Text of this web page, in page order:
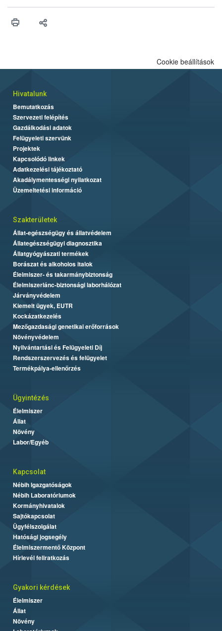
vonni az ebek viselkedésének megítélésében jártas szakértőt.
Cookie beállítások
Hivatalunk
Bemutatkozás
Szervezeti felépítés
Gazdálkodási adatok
Felügyeleti szervünk
Projektek
Kapcsolódó linkek
Adatkezelési tájékoztató
Akadálymentességi nyilatkozat
Üzemeltetési információ
Szakterületek
Állat-egészségügy és állatvédelem
Állategészségügyi diagnosztika
Állatgyógyászati termékek
Borászat és alkoholos italok
Élelmiszer- és takarmánybiztonság
Élelmiszerlánc-biztonsági laborhálózat
Járványvédelem
Kiemelt ügyek, EUTR
Kockázatkezelés
Mezőgazdasági genetikai erőforrások
Növényvédelem
Nyilvántartási és Felügyeleti Díj
Rendszerszervezés és felügyelet
Termékpálya-ellenőrzés
Ügyintézés
Élelmiszer
Állat
Növény
Labor/Egyéb
Kapcsolat
Nébih Igazgatóságok
Nébih Laboratóriumok
Kormányhivatalok
Sajtókapcsolat
Ügyfélszolgálat
Hatósági jogsegély
Élelmiszermentő Központ
Hírlevél feliratkozás
Gyakori kérdések
Élelmiszer
Állat
Növény